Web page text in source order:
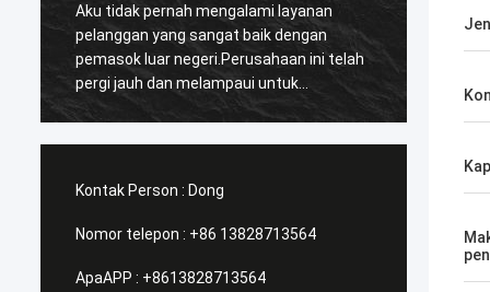
Aku tidak pernah mengalami layanan
pelanggan yang sangat baik dengan
pemasok luar negeri.Perusahaan ini telah
pergi jauh dan melampaui untuk
memenuhi kebutuhan pelanggan mereka.
pengiriman sangat baik!
Kontak Person : Dong
Nomor telepon : +86 13828713564
ApaAPP : +8613828713564